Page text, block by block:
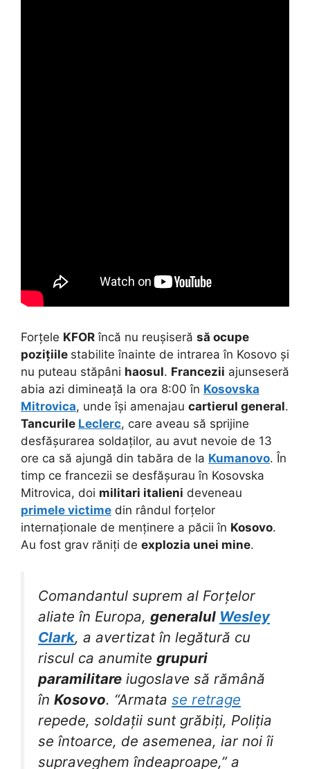
Forțele KFOR încă nu reușiseră să ocupe
pozițiile stabilite înainte de intrarea în Kosovo și
nu puteau stăpâni haosul. Francezii ajunseseră
abia azi dimineață la ora 8:00 în Kosovska
Mitrovica, unde își amenajau cartierul general.
Tancurile Leclerc, care aveau să sprijine
desfășurarea soldaților, au avut nevoie de 13
ore ca să ajungă din tabăra de la Kumanovo. În
timp ce francezii se desfășurau în Kosovska
Mitrovica, doi militari italieni deveneau
primele victime din rândul forțelor
internaționale de menținere a păcii în Kosovo.
Au fost grav răniți de explozia unei mine.
Comandantul suprem al Forțelor
aliate în Europa, generalul Wesley
Clark, a avertizat în legătură cu
riscul ca anumite grupuri
paramilitare iugoslave să rămână
în Kosovo. “Armata se retrage
repede, soldații sunt grăbiți, Poliția
se întoarce, de asemenea, iar noi îi
supraveghem îndeaproape,” a